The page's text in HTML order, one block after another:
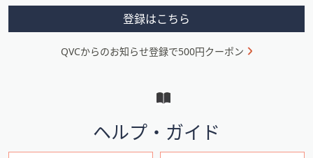
メ
ニ
ン
登録はこちら
QVCからのお知らせ登録で500円クーポン
ヘルプ・ガイド